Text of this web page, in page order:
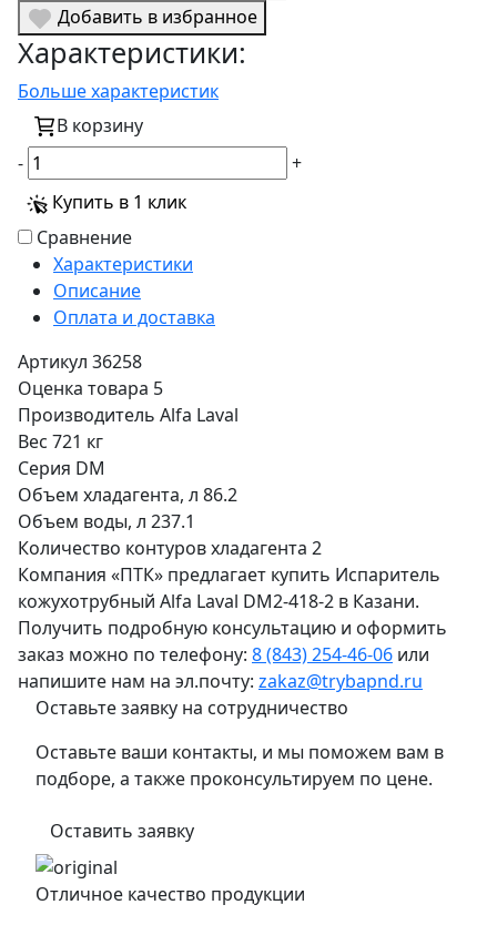
Добавить в избранное
Характеристики:
Больше характеристик
В корзину
-
+
Купить в 1 клик
Сравнение
Характеристики
Описание
Оплата и доставка
Артикул 36258
Оценка товара 5
Производитель Alfa Laval
Вес 721 кг
Серия DM
Объем хладагента, л 86.2
Объем воды, л 237.1
Количество контуров хладагента 2
Компания «ПТК» предлагает купить Испаритель
кожухотрубный Alfa Laval DM2-418-2 в Казани.
Получить подробную консультацию и оформить
заказ можно по телефону: 8 (843) 254-46-06 или
напишите нам на эл.почту: zakaz@trybapnd.ru
Оставьте заявку на сотрудничество
Оставьте ваши контакты, и мы поможем вам в
подборе, а также проконсультируем по цене.
Оставить заявку
Отличное качество продукции